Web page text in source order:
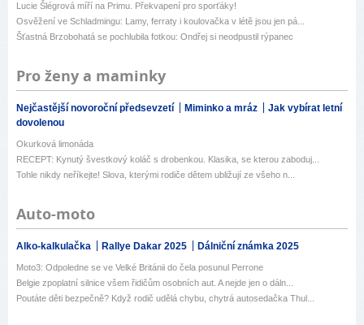
Lucie Šlégrová míří na Primu. Překvapení pro sporťáky!
Osvěžení ve Schladmingu: Lamy, ferraty i koulovačka v létě jsou jen pá...
Šťastná Brzobohatá se pochlubila fotkou: Ondřej si neodpustil rýpanec
Pro ženy a maminky
Nejčastější novoroční předsevzetí Miminko a mráz
Jak vybírat letní
dovolenou
Okurková limonáda
RECEPT: Kynutý švestkový koláč s drobenkou. Klasika, se kterou zaboduj...
Tohle nikdy neříkejte! Slova, kterými rodiče dětem ubližují ze všeho n...
Auto-moto
Alko-kalkulačka Rallye Dakar 2025 Dálniční známka 2025
Moto3: Odpoledne se ve Velké Británii do čela posunul Perrone
Belgie zpoplatní silnice všem řidičům osobních aut. A nejde jen o dáln...
Poutáte děti bezpečně? Když rodič udělá chybu, chytrá autosedačka Thul...